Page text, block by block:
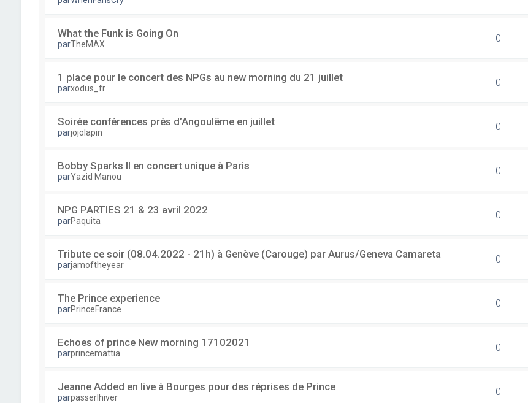
What the Funk is Going On
parTheMAX 0
1 place pour le concert des NPGs au new morning du 21 juillet
parxodus_fr 0
Soirée conférences près d’Angoulême en juillet
parjojolapin 0
Bobby Sparks II en concert unique à Paris
parYazid Manou 0
NPG PARTIES 21 & 23 avril 2022
parPaquita 0
Tribute ce soir (08.04.2022 - 21h) à Genève (Carouge) par Aurus/Geneva Camareta
parjamoftheyear 0
The Prince experience
parPrinceFrance 0
Echoes of prince New morning 17102021
parprincemattia 0
Jeanne Added en live à Bourges pour des réprises de Prince
parpasserlhiver 0